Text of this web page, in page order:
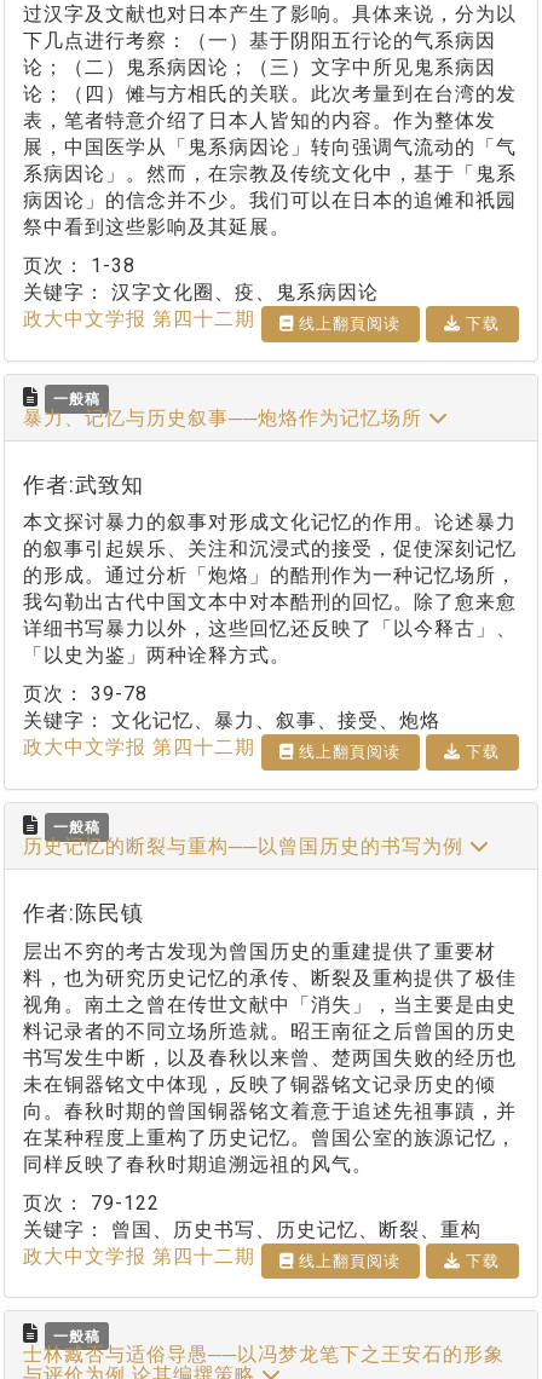
过汉字及文献也对日本产生了影响。具体来说，分为以
下几点进行考察：（一）基于阴阳五行论的气系病因
论；（二）鬼系病因论；（三）文字中所见鬼系病因
论；（四）傩与方相氏的关联。此次考量到在台湾的发
表，笔者特意介绍了日本人皆知的内容。作为整体发
展，中国医学从「鬼系病因论」转向强调气流动的「气
系病因论」。然而，在宗教及传统文化中，基于「鬼系
病因论」的信念并不少。我们可以在日本的追傩和祇园
祭中看到这些影响及其延展。
页次： 1-38
关键字： 汉字文化圈、疫、鬼系病因论
政大中文学报 第四十二期
线上翻⾴阅读 下载
一般稿
暴力、记忆与历史叙事──炮烙作为记忆场所
作者:武致知
本文探讨暴力的叙事对形成文化记忆的作用。论述暴力
的叙事引起娱乐、关注和沉浸式的接受，促使深刻记忆
的形成。通过分析「炮烙」的酷刑作为一种记忆场所，
我勾勒出古代中国文本中对本酷刑的回忆。除了愈来愈
详细书写暴力以外，这些回忆还反映了「以今释古」、
「以史为鉴」两种诠释方式。
页次： 39-78
关键字： 文化记忆、暴力、叙事、接受、炮烙
政大中文学报 第四十二期
线上翻⾴阅读 下载
一般稿
历史记忆的断裂与重构──以曾国历史的书写为例
作者:陈民镇
层出不穷的考古发现为曾国历史的重建提供了重要材
料，也为研究历史记忆的承传、断裂及重构提供了极佳
视角。南土之曾在传世文献中「消失」，当主要是由史
料记录者的不同立场所造就。昭王南征之后曾国的历史
书写发生中断，以及春秋以来曾、楚两国失败的经历也
未在铜器铭文中体现，反映了铜器铭文记录历史的倾
向。春秋时期的曾国铜器铭文着意于追述先祖事蹟，并
在某种程度上重构了历史记忆。曾国公室的族源记忆，
同样反映了春秋时期追溯远祖的风气。
页次： 79-122
关键字： 曾国、历史书写、历史记忆、断裂、重构
政大中文学报 第四十二期
线上翻⾴阅读 下载
一般稿
士林臧否与适俗导愚──以冯梦龙笔下之王安石的形象